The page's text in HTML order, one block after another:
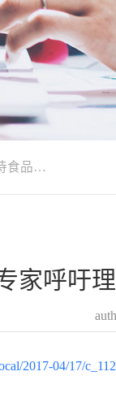
“零添加”
家呼吁
2017-04/17/